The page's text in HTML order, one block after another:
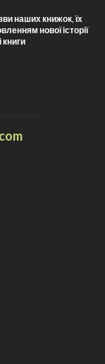
наших книжок, їх
нової історії
книги